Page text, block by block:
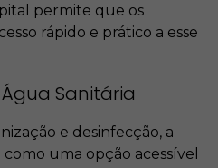
permite que os
rápido e prático a esse
Sanitária
e desinfecção, a
uma opção acessível